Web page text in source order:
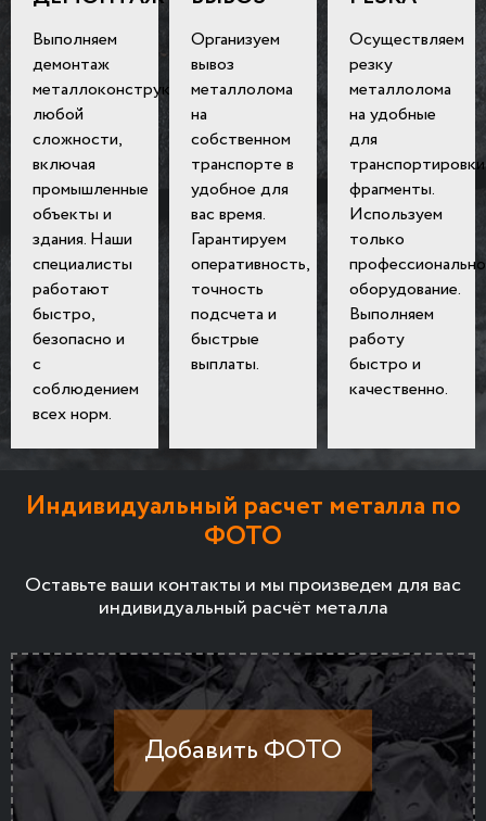
Выполняем
демонтаж
металлоконструкций
любой
сложности,
включая
промышленные
объекты и
здания. Наши
специалисты
работают
быстро,
безопасно и
с
соблюдением
всех норм.
Организуем
вывоз
металлолома
на
собственном
транспорте в
удобное для
вас время.
Гарантируем
оперативность,
точность
подсчета и
быстрые
выплаты.
Осуществляем
резку
металлолома
на удобные
для
транспортировки
фрагменты.
Используем
только
оборудование.
Выполняем
работу
быстро и
качественно.
Индивидуальный расчет металла по
ФОТО
Оставьте ваши контакты и мы произведем для вас
индивидуальный расчёт металла